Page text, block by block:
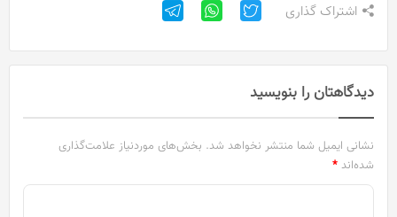
اشتراک گذاری
دیدگاهتان را بنویسید
نشانی ایمیل شما منتشر نخواهد شد. بخش‌های موردنیاز علامت‌گذاری
شده‌اند *